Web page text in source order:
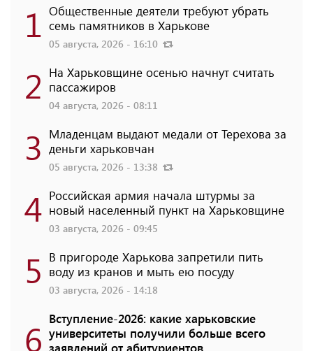
1 Общественные деятели требуют убрать
семь памятников в Харькове
05 августа, 2026 - 16:10
2 На Харьковщине осенью начнут считать
пассажиров
04 августа, 2026 - 08:11
3 Младенцам выдают медали от Терехова за
деньги харьковчан
05 августа, 2026 - 13:38
4 Российская армия начала штурмы за
новый населенный пункт на Харьковщине
03 августа, 2026 - 09:45
5 В пригороде Харькова запретили пить
воду из кранов и мыть ею посуду
03 августа, 2026 - 14:18
6 Вступление-2026: какие харьковские
университеты получили больше всего
заявлений от абитуриентов